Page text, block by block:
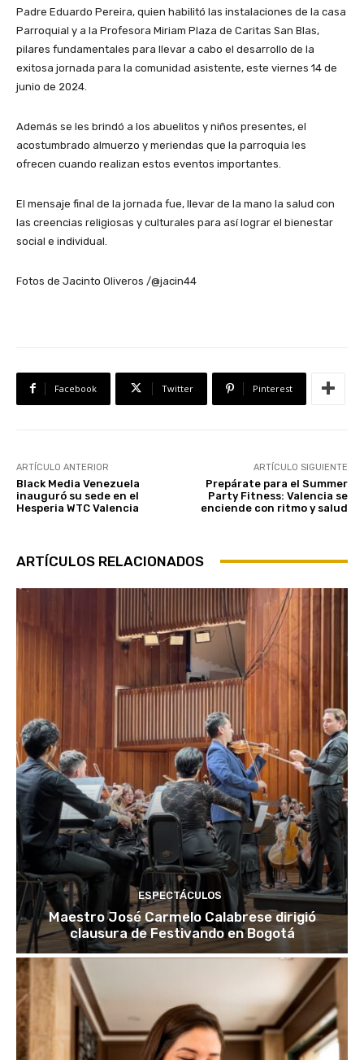
Padre Eduardo Pereira, quien habilitó las instalaciones de la casa
Parroquial y a la Profesora Miriam Plaza de Caritas San Blas,
pilares fundamentales para llevar a cabo el desarrollo de la
exitosa jornada para la comunidad asistente, este viernes 14 de
junio de 2024.
Además se les brindó a los abuelitos y niños presentes, el
acostumbrado almuerzo y meriendas que la parroquia les
ofrecen cuando realizan estos eventos importantes.
El mensaje final de la jornada fue, llevar de la mano la salud con
las creencias religiosas y culturales para así lograr el bienestar
social e individual.
Fotos de Jacinto Oliveros /@jacin44
Facebook Twitter Pinterest
ARTÍCULO ANTERIOR
Black Media Venezuela
inauguró su sede en el
Hesperia WTC Valencia
ARTÍCULO SIGUIENTE
Prepárate para el Summer
Party Fitness: Valencia se
enciende con ritmo y salud
ARTÍCULOS RELACIONADOS
ESPECTÁCULOS
Maestro José Carmelo Calabrese dirigió
clausura de Festivando en Bogotá